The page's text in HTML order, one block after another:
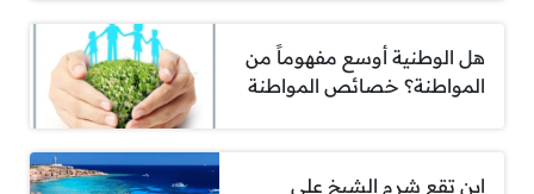
هل الوطنية أوسع مفهوماً من
المواطنة؟ خصائص المواطنة
اين تقع شرم الشيخ على